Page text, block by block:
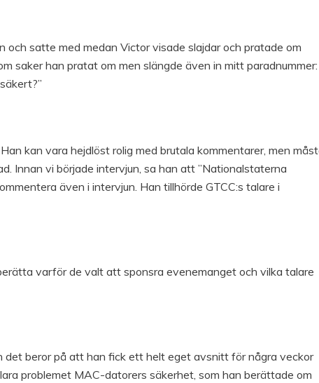
och satte med medan Victor visade slajdar och pratade om
saker han pratat om men slängde även in mitt paradnummer:
kan vara hejdlöst rolig med brutala kommentarer, men
Innan vi började intervjun, sa han att ”Nationalstaterna
även i intervjun. Han tillhörde GTCC:s talare i
varför de valt att sponsra evenemanget och vilka talare
det beror på att han fick ett helt eget avsnitt för några veckor
problemet MAC-datorers säkerhet, som han berättade om